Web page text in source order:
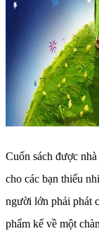
Cuốn sách được
cho các bạn thiếu
người lớn phải phát
phẩm kể về một